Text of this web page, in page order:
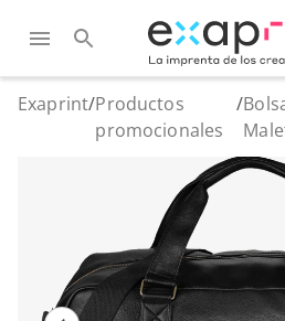
Exaprint/Productos
promocionales
/